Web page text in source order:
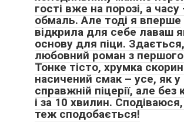
гості вже на порозі, а часу
обмаль. Але тоді я вперше
відкрила для себе лаваш
основу для піци.
любовний роман з першого
Тонке тісто, хрумка
насичений смак – усе, як у
справжній піцерії, але без
і за 10 хвилин.
теж сподобається!